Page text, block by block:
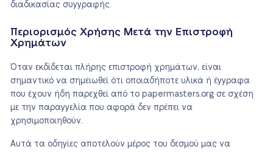
διαδικασίας συγγραφής.
Περιορισμός Χρήσης Μετά την Επιστροφή
Χρημάτων
Όταν εκδίδεται πλήρης επιστροφή χρημάτων, είναι
σημαντικό να σημειωθεί ότι οποιαδήποτε υλικά ή έγγραφα
που έχουν ήδη παρεχθεί από το papermasters.org σε σχέση
με την παραγγελία που αφορά δεν πρέπει να
χρησιμοποιηθούν.
Αυτά τα οδηγίες αποτελούν μέρος του δεσμού μας να